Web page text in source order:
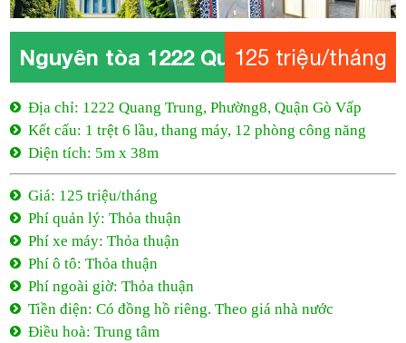
Nguyên tòa 1222 Quang Trung
125 triệu/tháng
Địa chỉ: 1222 Quang Trung, Phường8, Quận Gò Vấp
Diện tích: 5m x 38m
Giá: 125 triệu/tháng
Phí quản lý: Thỏa thuận
Phí xe máy: Thỏa thuận
Phí ô tô: Thỏa thuận
Phí ngoài giờ: Thỏa thuận
Tiền điện: Có đồng hồ riêng. Theo giá nhà nước
Điều hoà: Trung tâm
Đặt cọc: 3 tháng
Thanh toán: Theo quý